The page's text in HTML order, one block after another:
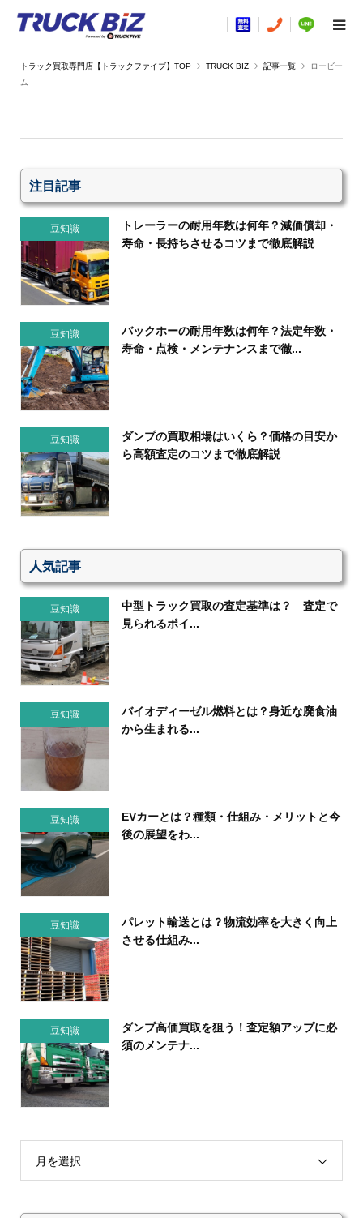
TRUCK BIZ 記事一覧
ロービー
ム
注目記事
豆知識
トレーラーの耐用年数は何年？減価償却・
寿命・長持ちさせるコツまで徹底解説
豆知識
バックホーの耐用年数は何年？法定年数・
寿命・点検・メンテナンスまで徹...
豆知識
ダンプの買取相場はいくら？価格の目安か
ら高額査定のコツまで徹底解説
人気記事
豆知識
中型トラック買取の査定基準は？ 査定で
見られるポイ...
豆知識
バイオディーゼル燃料とは？身近な廃食油
から生まれる...
豆知識
EVカーとは？種類・仕組み・メリットと今
後の展望をわ...
豆知識
パレット輸送とは？物流効率を大きく向上
させる仕組み...
豆知識
ダンプ高価買取を狙う！査定額アップに必
須のメンテナ...
月を選択